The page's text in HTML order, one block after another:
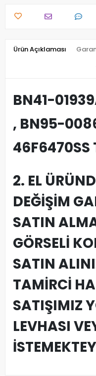
Ürün Açıklaması
BN41-
, BN95-
2. EL
DEĞİŞİM
SATIN
GÖRSELİ
SATIN
TAMİRCİ
SATIŞIMIZ
LEVHASI